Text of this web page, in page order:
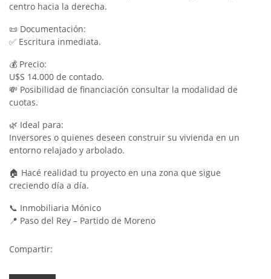
centro hacia la derecha.
📜 Documentación:
✅ Escritura inmediata.
💰 Precio:
U$S 14.000 de contado.
💸 Posibilidad de financiación consultar la modalidad de
cuotas.
🌿 Ideal para:
Inversores o quienes deseen construir su vivienda en un
entorno relajado y arbolado.
🏠 Hacé realidad tu proyecto en una zona que sigue
creciendo día a día.
📞 Inmobiliaria Mónico
📍 Paso del Rey – Partido de Moreno
Compartir: